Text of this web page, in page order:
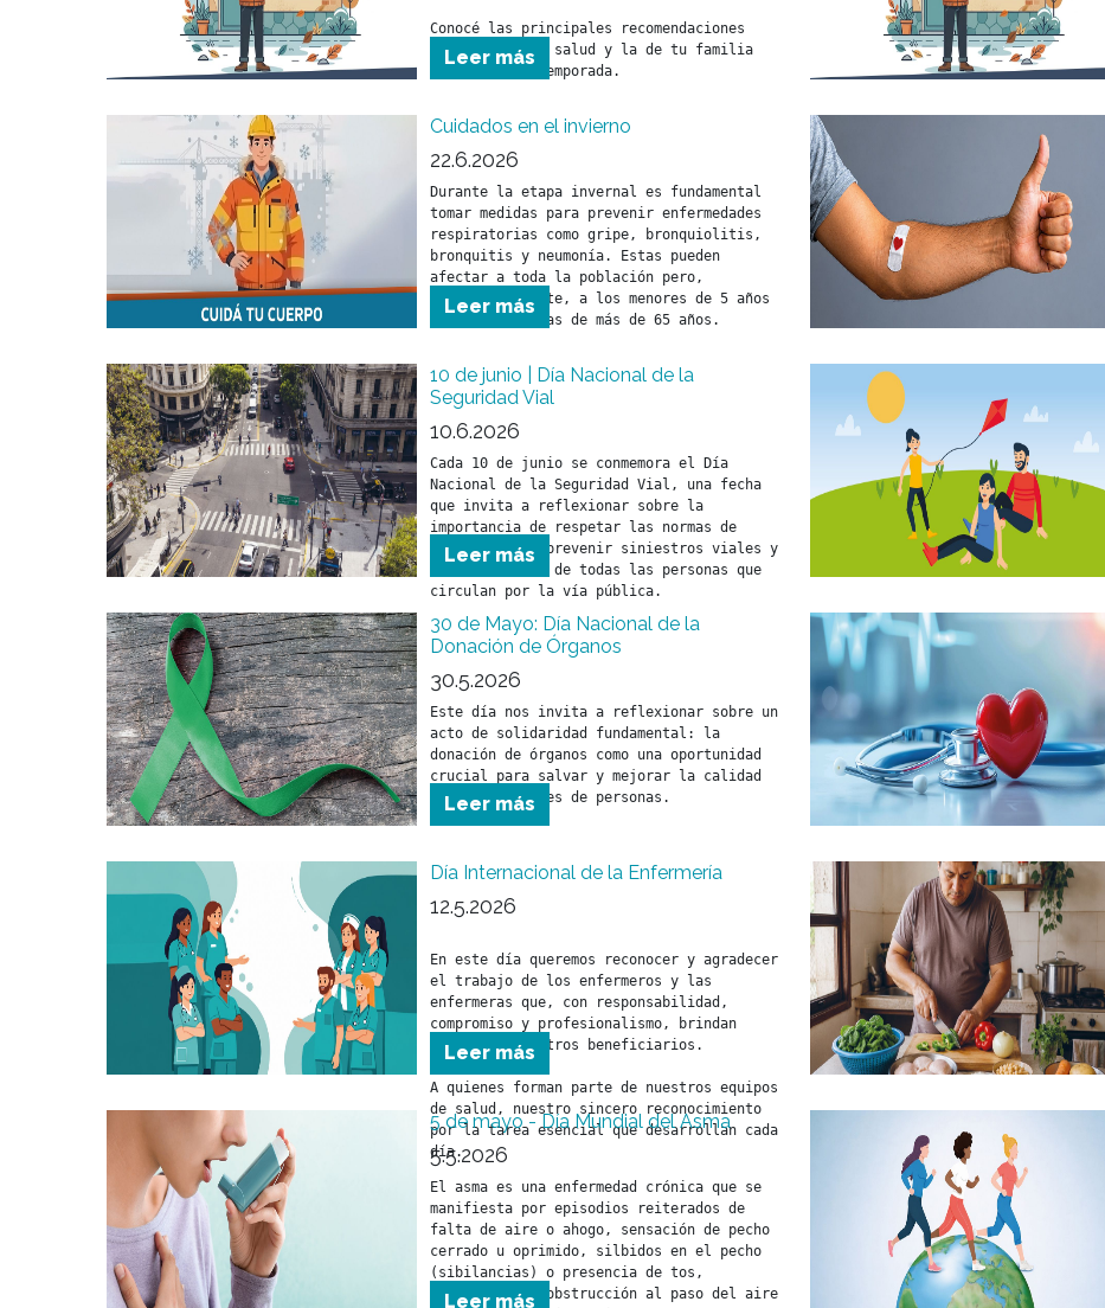
Conocé las principales recomendaciones
para cuidar tu salud y la de tu familia
durante esta temporada.
Leer más
Cuidados en el invierno
22.6.2026
Durante la etapa invernal es fundamental
tomar medidas para prevenir enfermedades
respiratorias como gripe, bronquiolitis,
bronquitis y neumonía. Estas pueden
afectar a toda la población pero,
fundamentalmente, a los menores de 5 años
Leer más
10 de junio | Día Nacional de la
Seguridad Vial
10.6.2026
Cada 10 de junio se conmemora el Día
Nacional de la Seguridad Vial, una fecha
que invita a reflexionar sobre la
importancia de respetar las normas de
tránsito para prevenir siniestros viales y
cuidar la vida de todas las personas que
circulan por la vía pública.
Leer más
30 de Mayo: Día Nacional de la
Donación de Órganos
30.5.2026
Este día nos invita a reflexionar sobre un
acto de solidaridad fundamental: la
donación de órganos como una oportunidad
crucial para salvar y mejorar la calidad
de vida de miles de personas.
Leer más
Día Internacional de la Enfermería
12.5.2026
En este día queremos reconocer y agradecer
el trabajo de los enfermeros y las
enfermeras que, con responsabilidad,
compromiso y profesionalismo, brindan
cuidado a nuestros beneficiarios.
A quienes forman parte de nuestros equipos
de salud, nuestro sincero reconocimiento
por la tarea esencial que desarrollan cada
día.
Leer más
5 de mayo - Día Mundial del Asma
5.5.2026
El asma es una enfermedad crónica que se
manifiesta por episodios reiterados de
falta de aire o ahogo, sensación de pecho
cerrado u oprimido, silbidos en el pecho
(sibilancias) o presencia de tos,
asociados con obstrucción al paso del aire
Leer más